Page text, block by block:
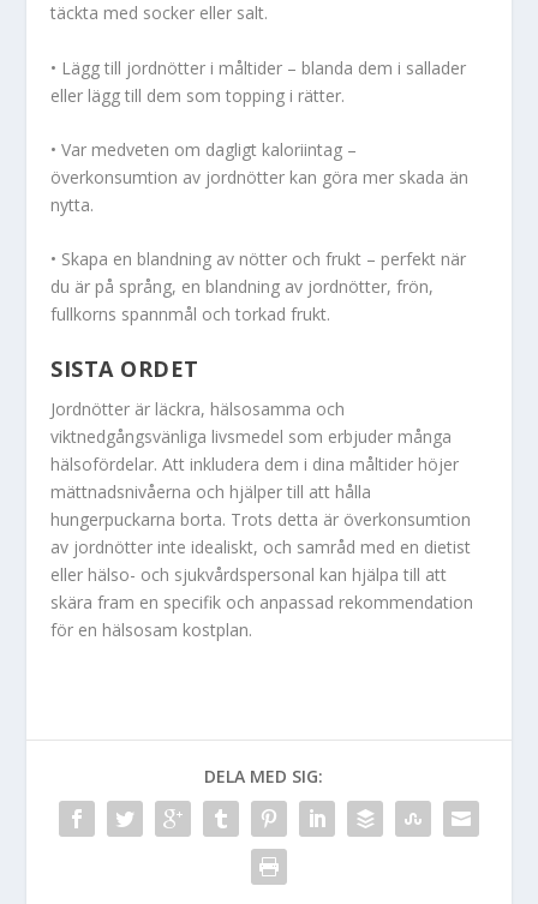
täckta med socker eller salt.
• Lägg till jordnötter i måltider – blanda dem i sallader
eller lägg till dem som topping i rätter.
• Var medveten om dagligt kaloriintag –
överkonsumtion av jordnötter kan göra mer skada än
nytta.
• Skapa en blandning av nötter och frukt – perfekt när
du är på språng, en blandning av jordnötter, frön,
fullkorns spannmål och torkad frukt.
SISTA ORDET
Jordnötter är läckra, hälsosamma och
viktnedgångsvänliga livsmedel som erbjuder många
hälsofördelar. Att inkludera dem i dina måltider höjer
mättnadsnivåerna och hjälper till att hålla
hungerpuckarna borta. Trots detta är överkonsumtion
av jordnötter inte idealiskt, och samråd med en dietist
eller hälso- och sjukvårdspersonal kan hjälpa till att
skära fram en specifik och anpassad rekommendation
för en hälsosam kostplan.
DELA MED SIG: